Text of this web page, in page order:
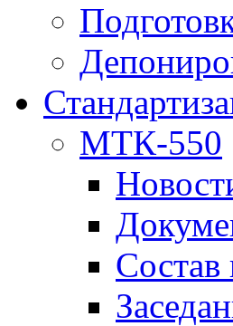
МТК-550
Состав